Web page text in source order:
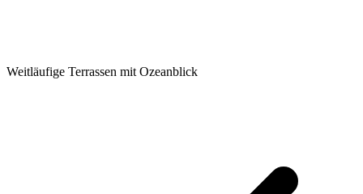
Weitläufige Terrassen mit Ozeanblick